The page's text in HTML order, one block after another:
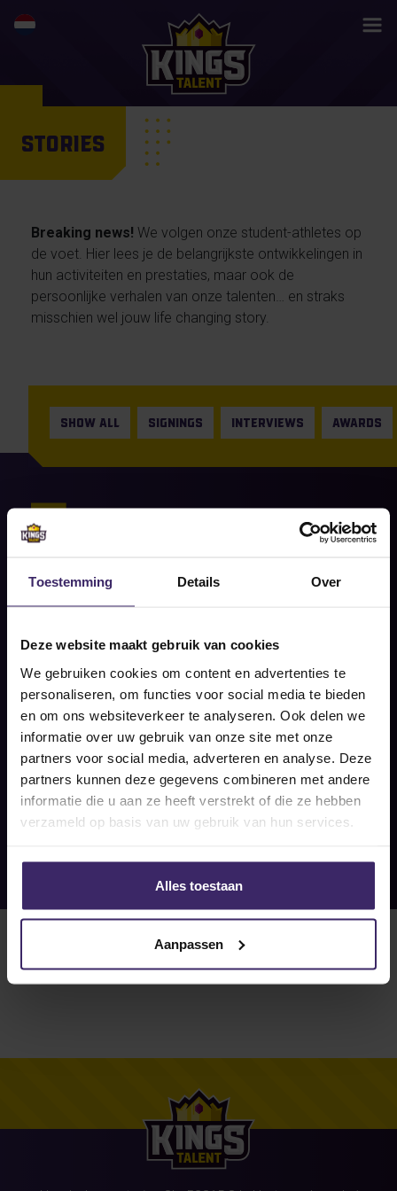
Toestemming Details Over
Deze website maakt gebruik van cookies
We gebruiken cookies om content en advertenties te
personaliseren, om functies voor social media te bieden
en om ons websiteverkeer te analyseren. Ook delen we
informatie over uw gebruik van onze site met onze
partners voor social media, adverteren en analyse. Deze
partners kunnen deze gegevens combineren met andere
informatie die u aan ze heeft verstrekt of die ze hebben
verzameld op basis van uw gebruik van hun services.
Alles toestaan
Aanpassen
STORIES
Breaking news! We volgen onze student-athletes op
de voet. Hier lees je de belangrijkste ontwikkelingen in
hun activiteiten en prestaties, maar ook de
persoonlijke verhalen van onze talenten… en straks
misschien wel jouw life changing story.
SHOW ALL SIGNINGS INTERVIEWS AWARDS
Aug
News Flash! Valerie Fleijsman
READ MORE